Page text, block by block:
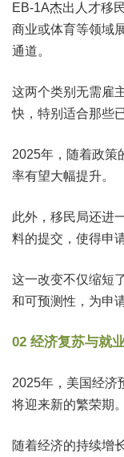
EB-1A杰出人才移
商业或体育等领域
通道。
这两个类别无需雇
快，特别适合那些
2025年，随着政策
率有望大幅提升。
此外，移民局还进
料的提交，使得申
这一改变不仅缩短
和可预测性，为申
02 经济复苏与就
2025年，美国经济
将迎来新的繁荣期。
随着经济的持续增